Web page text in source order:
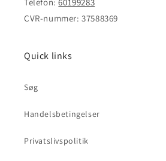
CVR-nummer: 37588369
Quick links
Søg
Handelsbetingelser
Privatslivspolitik